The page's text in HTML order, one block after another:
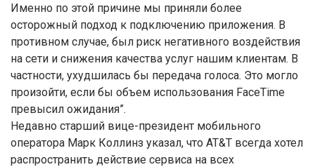
Именно по этой причине мы приняли более
осторожный подход к подключению приложения. В
противном случае, был риск негативного воздействия
на сети и снижения качества услуг нашим клиентам. В
частности, ухудшилась бы передача голоса. Это могло
произойти, если бы объем использования FaceTime
превысил ожидания”.
Недавно старший вице-президент мобильного
оператора Марк Коллинз указал, что AT&T всегда хотел
распространить действие сервиса на всех